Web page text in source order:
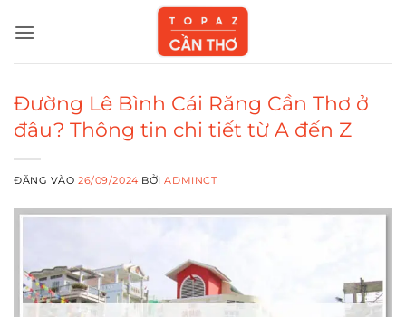
qua
Đường Lê Bình Cái Răng Cần Thơ ở
đâu? Thông tin chi tiết từ A đến Z
ĐĂNG VÀO26/09/2024 BỞIADMINCT